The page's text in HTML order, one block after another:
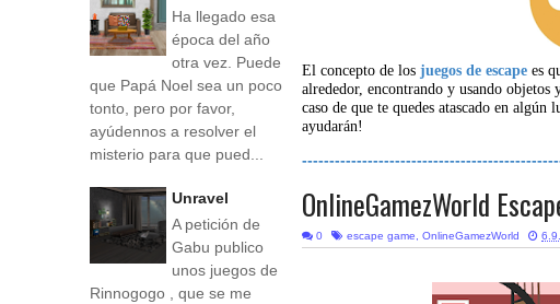
El concepto de losjuegos de escape es
alrededor, encontrando y usando
caso de que te quedes atascado en
ayudarán!
OnlineGamezWorld
0 escape game OnlineGamezWorld
Ha llegado esa
época del año
otra vez. Puede
que Papá Noel sea un poco
tonto, pero por favor,
ayúdennos a resolver el
misterio para que pued...
Unravel
A petición de
Gabu publico
unos juegos de
Rinnogogo , que se me